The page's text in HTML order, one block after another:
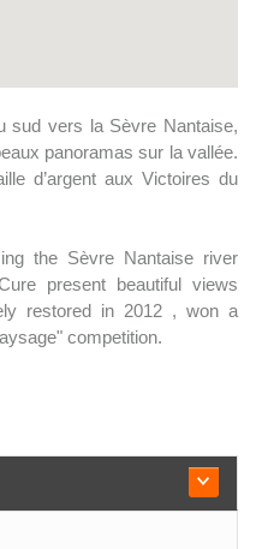
sud vers la Sèvre Nantaise,
panoramas sur la vallée.
d’argent aux Victoires du
the Sèvre Nantaise river
present beautiful views
restored in 2012 , won a
competition.